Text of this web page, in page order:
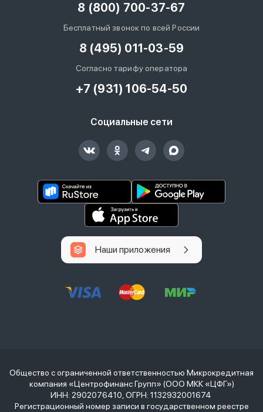
8 (800) 700-37-67
Бесплатный звонок по всей России
8 (495) 011-03-59
Согласно тарифу оператора
+7 (931) 106-54-50
Социальные сети
Наши приложения
Общество с ограниченной ответственностью Микрокредитная
компания «Центрофинанс Групп» (ООО МКК «ЦФГ»)
ИНН: 2902076410, ОГРН: 1132932001674
Регистрационный номер записи в государственном реестре